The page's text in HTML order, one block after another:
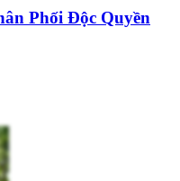
Phối Độc Quyền